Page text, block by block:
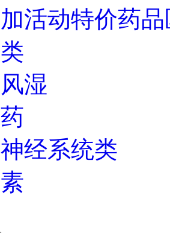
活动特价药品
湿
经系统类